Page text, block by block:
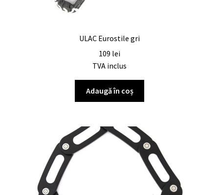
ULAC Eurostile gri
109 lei
TVA inclus
Adaugă în coș